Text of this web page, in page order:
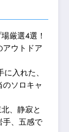
厳選4選！
ウトドア
入れた、
ソロキャ
、静寂と
手、五感で